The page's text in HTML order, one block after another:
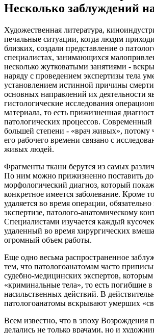
Несколько заблуждений
Художественная литература,
печальные ситуации, когда людям
близких, создали представление о
специалистах, занимающихся
несколько жутковатыми занятиями -
наряду с проведением экспертизы тела
установлением истинной причины
основных направлений их деятельности
гистологические исследования
материала, то есть прижизненная
патологических процессов. Современный
большей степени - «врач живых», потому
его рабочего времени связано с
живых людей.
Фрагменты ткани берутся из самых
По ним можно прижизненно поставить
морфологический диагноз, который
конкретное имеется заболевание. Кроме
удаляется во время операции, обязательно
экспертизе, патолого-анатомическому
Специалистами изучается каждый
удаленный во время хирургических
огромный объем работы.
Еще одно весьма распространенное
тем, что патологоанатомам часто
судебно-медицинских экспертов, которым
«криминальные тела», то есть погибшие в
насильственных действий. В
патологоанатомы вскрывают умерших
Всем известно, что в эпоху Возрождения
делались не только врачами, но и